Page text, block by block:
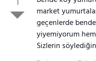
market
geçenlerde
yiyemiyorum
Sizlerin